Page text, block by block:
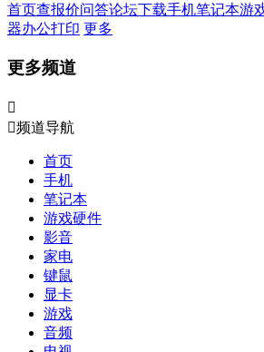
首页查报价问答论坛下载手机笔记本游
器办公打印 更多
更多频道

频道导航
首页
手机
笔记本
游戏硬件
影音
家电
键鼠
显卡
游戏
音频